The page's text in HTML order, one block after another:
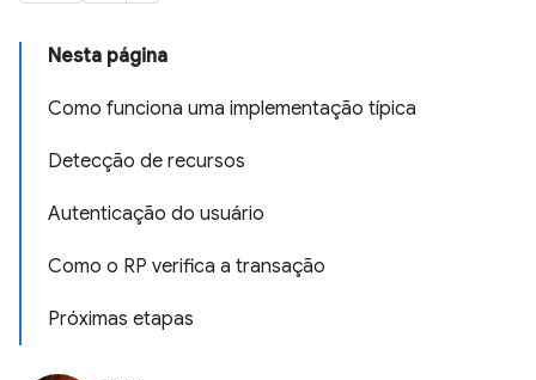
Nesta página
Como funciona uma implementação típica
Detecção de recursos
Autenticação do usuário
Como o RP verifica a transação
Próximas etapas